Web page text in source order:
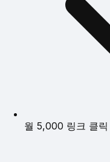
월 5,000 링크 클릭